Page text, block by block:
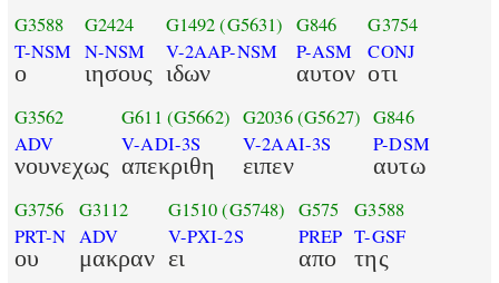
G3588
T-NSM
ο
G2424
N-NSM
ιησους
G1492 (G5631)
V-2AAP-NSM
ιδων
G846
P-ASM
αυτον
G3754
CONJ
οτι
G3562
ADV
νουνεχως
G611 (G5662)
V-ADI-3S
απεκριθη
G2036(G5627)
V-2AAI-3S
ειπεν
G846
P-DSM
αυτω
G3756
PRT-N
ου
G3112
ADV
μακραν
G1510 (G5748)
V-PXI-2S
ει
G575
PREP
απο
G3588
T-GSF
της